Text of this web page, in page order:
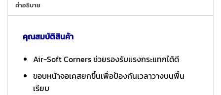
คำอธิบาย
คุณสมบัติสินค้า
Air-Soft Corners ช่วยรองรับแรงกระแทกได้ดี
ขอบหน้าจอเคสยกขึ้นเพื่อป้องกันเวลาวางบนพื้น
เรียบ